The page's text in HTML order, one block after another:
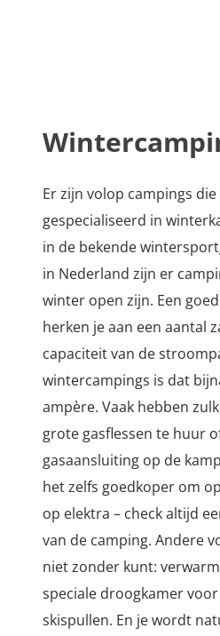
Er zijn volop campings
gespecialiseerd in
in de bekende
in Nederland zijn er
winter open zijn. Een
herken je aan een aantal
capaciteit van de
wintercampings is dat
ampère. Vaak hebben
grote gasflessen te huur
gasaansluiting op de
het zelfs goedkoper om
op elektra – check altijd
van de camping. Andere
niet zonder kunt:
speciale droogkamer
skispullen. En je wordt